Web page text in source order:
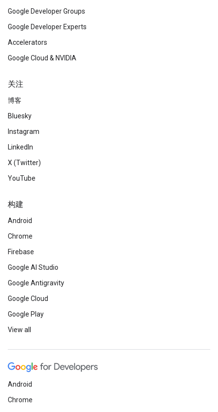
Google Developer Groups
Google Developer Experts
Accelerators
Google Cloud & NVIDIA
关注
博客
Bluesky
Instagram
LinkedIn
X (Twitter)
YouTube
构建
Android
Chrome
Firebase
Google AI Studio
Google Antigravity
Google Cloud
Google Play
View all
Android
Chrome